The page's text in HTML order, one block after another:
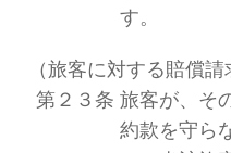
す。
（旅客に対する賠償請
第２３条 旅客が、そ
約款を守ら